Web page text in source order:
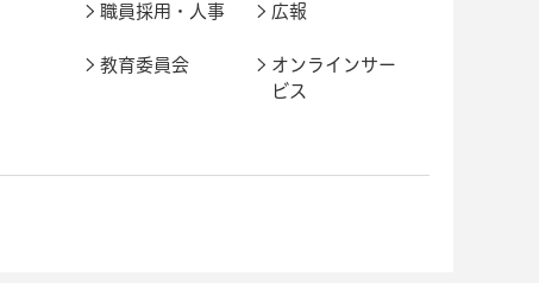
職員採用・人事 広報
教育委員会
オンラインサー
ビス